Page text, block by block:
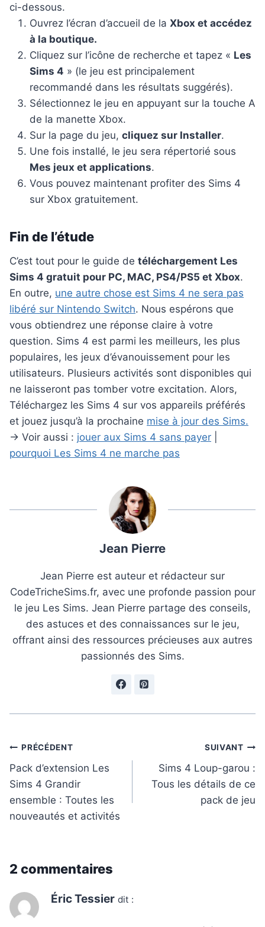
ci-dessous.
Ouvrez l’écran d’accueil de la Xbox et accédez
à la boutique.
Cliquez sur l’icône de recherche et tapez « Les
Sims 4 » (le jeu est principalement
recommandé dans les résultats suggérés).
Sélectionnez le jeu en appuyant sur la touche A
de la manette Xbox.
Sur la page du jeu, cliquez sur Installer.
Une fois installé, le jeu sera répertorié sous
Mes jeux et applications.
Vous pouvez maintenant profiter des Sims 4
sur Xbox gratuitement.
Fin de l’étude
C’est tout pour le guide de téléchargement Les
Sims 4 gratuit pour PC, MAC, PS4/PS5 et Xbox.
En outre, une autre chose est Sims 4 ne sera pas
libéré sur Nintendo Switch. Nous espérons que
vous obtiendrez une réponse claire à votre
question. Sims 4 est parmi les meilleurs, les plus
populaires, les jeux d’évanouissement pour les
utilisateurs. Plusieurs activités sont disponibles qui
ne laisseront pas tomber votre excitation. Alors,
Téléchargez les Sims 4 sur vos appareils préférés
et jouez jusqu’à la prochaine mise à jour des Sims.
→ Voir aussi : jouer aux Sims 4 sans payer
pourquoi Les Sims 4 ne marche pas
Jean Pierre
Jean Pierre est auteur et rédacteur sur
CodeTricheSims.fr, avec une profonde passion pour
le jeu Les Sims. Jean Pierre partage des conseils,
des astuces et des connaissances sur le jeu,
offrant ainsi des ressources précieuses aux autres
passionnés des Sims.
Navigation
de
l’article
PRÉCÉDENT
Pack d’extension Les
Sims 4 Grandir
ensemble : Toutes les
nouveautés et activités
SUIVANT
Sims 4 Loup-garou :
Tous les détails de ce
pack de jeu
2 commentaires
Éric Tessier dit :